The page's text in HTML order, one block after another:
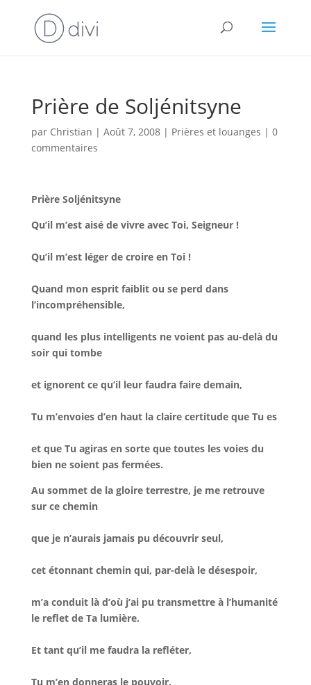
Prière de Soljénitsyne
par Christian | Août 7, 2008| Prières et louanges | 0
commentaires
Prière Soljénitsyne
Qu’il m’est aisé de vivre avec Toi, Seigneur !
Qu’il m’est léger de croire en Toi !
Quand mon esprit faiblit ou se perd dans
l’incompréhensible,
quand les plus intelligents ne voient pas au-delà du
soir qui tombe
et ignorent ce qu’il leur faudra faire demain,
Tu m’envoies d’en haut la claire certitude que Tu es
et que Tu agiras en sorte que toutes les voies du
bien ne soient pas fermées.
Au sommet de la gloire terrestre, je me retrouve
sur ce chemin
que je n’aurais jamais pu découvrir seul,
cet étonnant chemin qui, par-delà le désespoir,
m’a conduit là d’où j’ai pu transmettre à l’humanité
le reflet de Ta lumière.
Et tant qu’il me faudra la refléter,
Tu m’en donneras le pouvoir.